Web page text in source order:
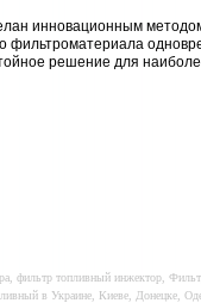
инновационным
фильтроматериала
решение для
фильтр топливный инжектор,
в Украине, Киеве, Донецке,